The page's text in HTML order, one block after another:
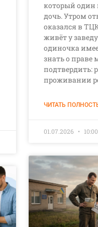
который один
дочь. Утром
оказался в
живёт у
одиночка
знать о праве
подтвердить:
проживании
ЧИТАТЬ
01.07.2026 10:00